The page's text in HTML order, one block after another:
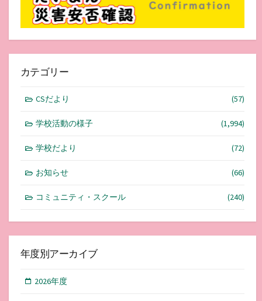
カテゴリー
CSだより (57)
学校活動の様子 (1,994)
学校だより (72)
お知らせ (66)
コミュニティ・スクール (240)
年度別アーカイブ
2026年度